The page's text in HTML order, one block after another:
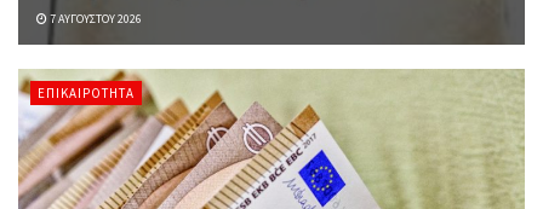
7 ΑΥΓΟΎΣΤΟΥ 2026
ΕΠΙΚΑΙΡΌΤΗΤΑ